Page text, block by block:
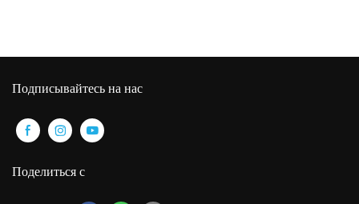
Подписывайтесь на нас
Поделиться с